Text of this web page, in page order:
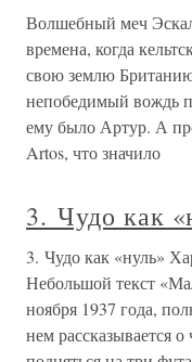
Волшебный меч
времена, когда
свою землю
непобедимый вождь
ему было Артур. А
Artos, что значило
3. Чудо как
3. Чудо как «нуль»
Небольшой текст
ноября 1937 года,
нем рассказывается